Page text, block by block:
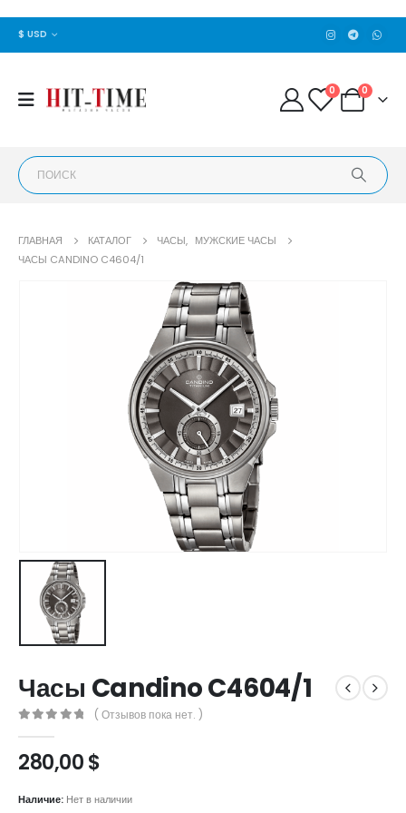
$ USD
0 0
ГЛАВНАЯ КАТАЛОГ ЧАСЫ, МУЖСКИЕ ЧАСЫ
ЧАСЫ CANDINO C4604/1
Часы Candino C4604/1
( Отзывов пока нет. )
280,00$
Наличие: Нет в наличии